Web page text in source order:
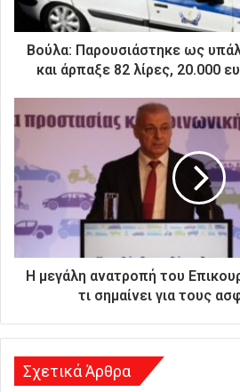
τ
κ
σ
α
ς
ι
ν
Βούλα: Παρουσιάστηκε ως
και άρπαξε 82 λίρες, 20.000
Η μεγάλη ανατροπή του
τι σημαίνει για τους
Σχετικά Άρθρα